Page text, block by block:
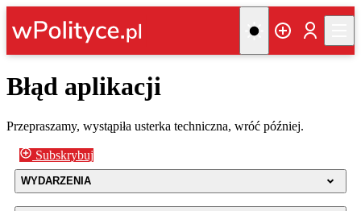
Błąd aplikacji
Przepraszamy, wystąpiła usterka techniczna, wróć później.
Subskrybuj
WYDARZENIA